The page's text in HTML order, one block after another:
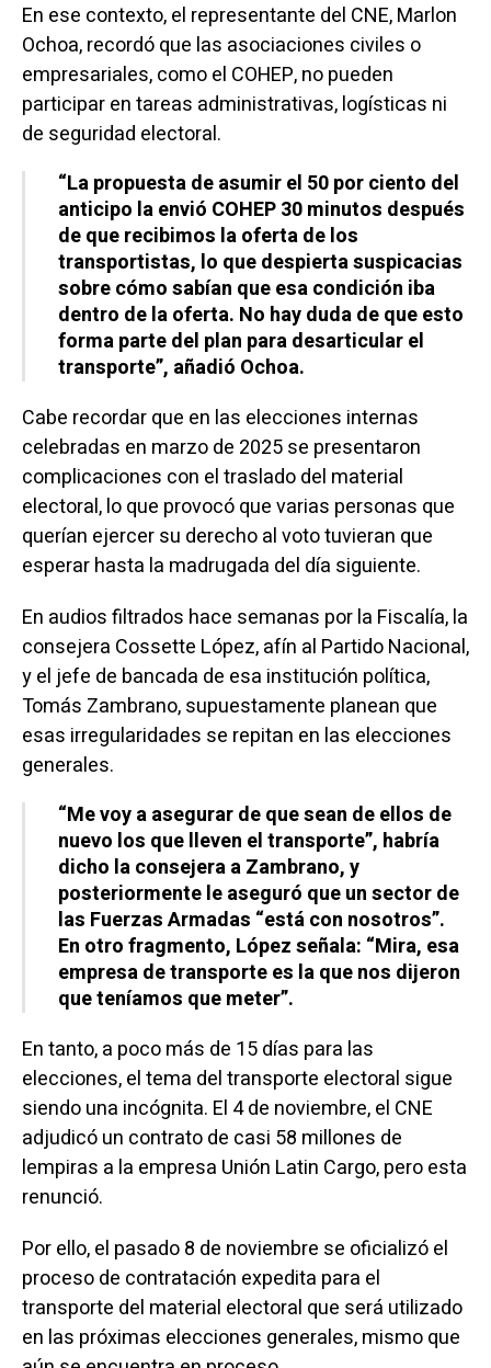
En ese contexto, el representante del CNE, Marlon
Ochoa, recordó que las asociaciones civiles o
empresariales, como el COHEP, no pueden
participar en tareas administrativas, logísticas ni
de seguridad electoral.
“La propuesta de asumir el 50 por ciento del
anticipo la envió COHEP 30 minutos después
de que recibimos la oferta de los
transportistas, lo que despierta suspicacias
sobre cómo sabían que esa condición iba
dentro de la oferta. No hay duda de que esto
forma parte del plan para desarticular el
transporte”, añadió Ochoa.
Cabe recordar que en las elecciones internas
celebradas en marzo de 2025 se presentaron
complicaciones con el traslado del material
electoral, lo que provocó que varias personas que
querían ejercer su derecho al voto tuvieran que
esperar hasta la madrugada del día siguiente.
En audios filtrados hace semanas por la Fiscalía, la
consejera Cossette López, afín al Partido Nacional,
y el jefe de bancada de esa institución política,
Tomás Zambrano, supuestamente planean que
esas irregularidades se repitan en las elecciones
generales.
“Me voy a asegurar de que sean de ellos de
nuevo los que lleven el transporte”, habría
dicho la consejera a Zambrano, y
posteriormente le aseguró que un sector de
las Fuerzas Armadas “está con nosotros”.
En otro fragmento, López señala: “Mira, esa
empresa de transporte es la que nos dijeron
que teníamos que meter”.
En tanto, a poco más de 15 días para las
elecciones, el tema del transporte electoral sigue
siendo una incógnita. El 4 de noviembre, el CNE
adjudicó un contrato de casi 58 millones de
lempiras a la empresa Unión Latin Cargo, pero esta
renunció.
Por ello, el pasado 8 de noviembre se oficializó el
proceso de contratación expedita para el
transporte del material electoral que será utilizado
en las próximas elecciones generales, mismo que